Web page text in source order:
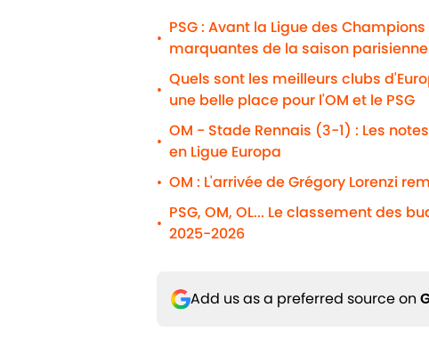
•
PSG : Avant la Ligue des
marquantes de la saison parisienne
•
Quels sont les meilleurs clubs
une belle place pour l'OM et le PSG
•
OM - Stade Rennais (3-1) : Les
en Ligue Europa
• OM : L'arrivée de Grégory Lorenzi
•
PSG, OM, OL... Le classement des
2025-2026
Add us as a preferred source on